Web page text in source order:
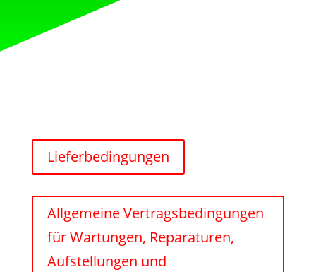
Lieferbedingungen
Allgemeine Vertragsbedingungen
für Wartungen, Reparaturen,
Aufstellungen und